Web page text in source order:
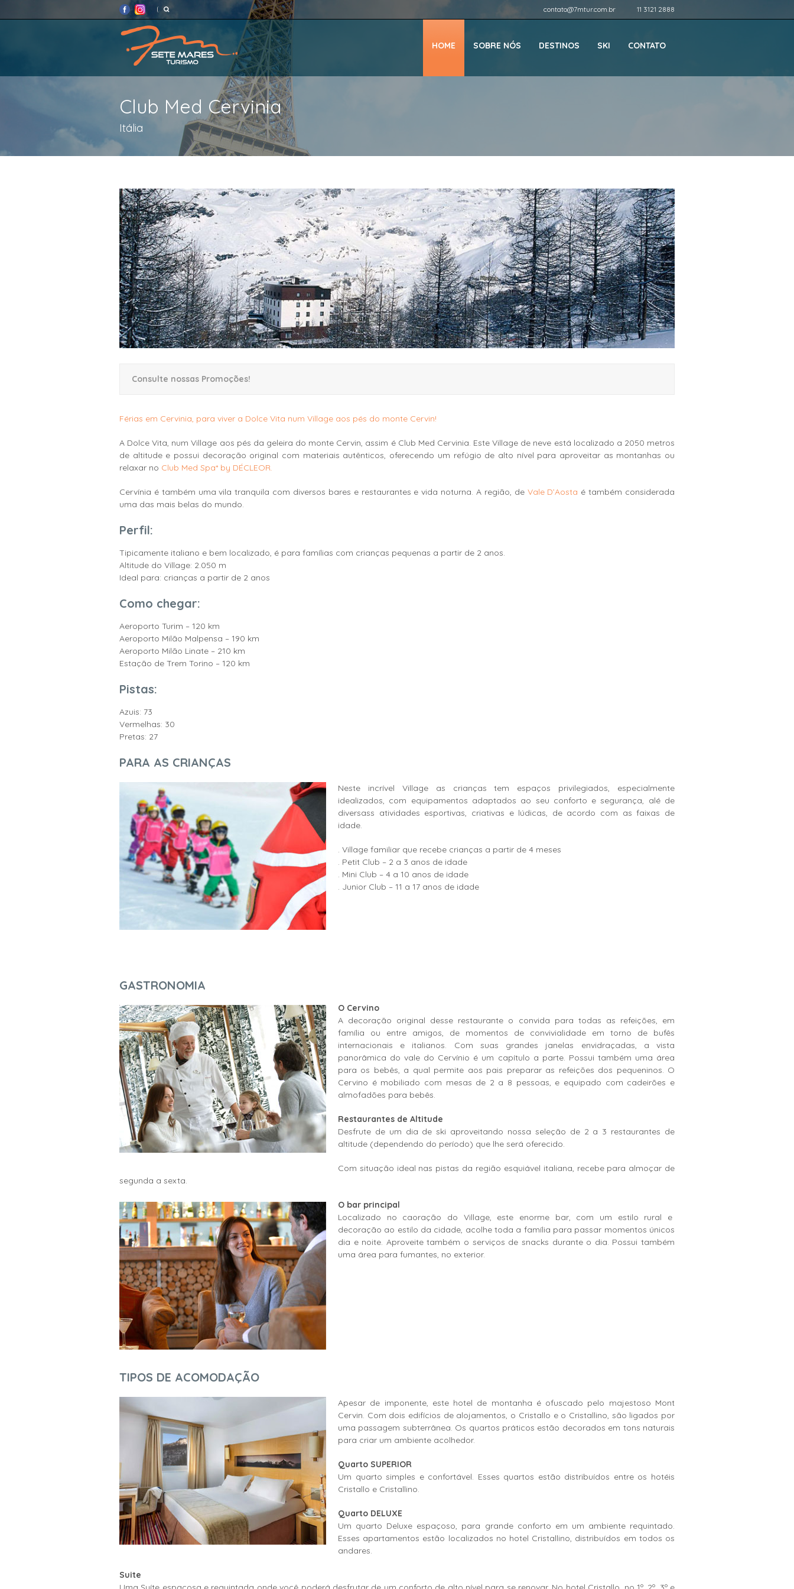
contato@7mtur.com.br 11 3121 2888
HOME SOBRE NÓS DESTINOS SKI CONTATO
Club Med Cervinia
Itália
Consulte nossas Promoções!
Férias em Cervinia, para viver a Dolce Vita num Village aos pés do monte Cervin!
A Dolce Vita, num Village aos pés da geleira do monte Cervin, assim é Club Med Cervinia. Este Village de neve está localizado a 2050 metros
de altitude e possui decoração original com materiais autênticos, oferecendo um refúgio de alto nível para aproveitar as montanhas ou
relaxar no Club Med Spa* by DÉCLEOR.
Cervínia é também uma vila tranquila com diversos bares e restaurantes e vida noturna. A região, de Vale D’Aosta é também considerada
uma das mais belas do mundo.
Perfil:
Tipicamente italiano e bem localizado, é para famílias com crianças pequenas a partir de 2 anos.
Altitude do Village: 2.050 m
Ideal para: crianças a partir de 2 anos
Como chegar:
Aeroporto Turim – 120 km
Aeroporto Milão Malpensa – 190 km
Aeroporto Milão Linate – 210 km
Estação de Trem Torino – 120 km
Pistas:
Azuis: 73
Vermelhas: 30
Pretas: 27
PARA AS CRIANÇAS
Neste incrível Village as crianças tem espaços privilegiados, especialmente
idealizados, com equipamentos adaptados ao seu conforto e segurança, alé de
diversass atividades esportivas, criativas e lúdicas, de acordo com as faixas de
idade.
. Village familiar que recebe crianças a partir de 4 meses
. Petit Club – 2 a 3 anos de idade
. Mini Club – 4 a 10 anos de idade
. Junior Club – 11 a 17 anos de idade
GASTRONOMIA
O Cervino
A decoração original desse restaurante o convida para todas as refeições, em
família ou entre amigos, de momentos de convivialidade em torno de bufês
internacionais e italianos. Com suas grandes janelas envidraçadas, a vista
panorâmica do vale do Cervínio é um capítulo a parte. Possui também uma área
para os bebês, a qual permite aos pais preparar as refeições dos pequeninos. O
Cervino é mobiliado com mesas de 2 a 8 pessoas, e equipado com cadeirões e
almofadões para bebês.
Restaurantes de Altitude
Desfrute de um dia de ski aproveitando nossa seleção de 2 a 3 restaurantes de
altitude (dependendo do período) que lhe será oferecido.
Com situação ideal nas pistas da região esquiável italiana, recebe para almoçar de
segunda a sexta.
O bar principal
Localizado no caoração do Village, este enorme bar, com um estilo rural e
decoração ao estilo da cidade, acolhe toda a família para passar momentos únicos
dia e noite. Aproveite também o serviços de snacks durante o dia. Possui também
uma área para fumantes, no exterior.
TIPOS DE ACOMODAÇÃO
Apesar de imponente, este hotel de montanha é ofuscado pelo majestoso Mont
Cervin. Com dois edifícios de alojamentos, o Cristallo e o Cristallino, são ligados por
uma passagem subterrânea. Os quartos práticos estão decorados em tons naturais
para criar um ambiente acolhedor.
Quarto SUPERIOR
Um quarto simples e confortável. Esses quartos estão distribuídos entre os hotéis
Cristallo e Cristallino.
Quarto DELUXE
Um quarto Deluxe espaçoso, para grande conforto em um ambiente requintado.
Esses apartamentos estão localizados no hotel Cristallino, distribuídos em todos os
andares.
Suite